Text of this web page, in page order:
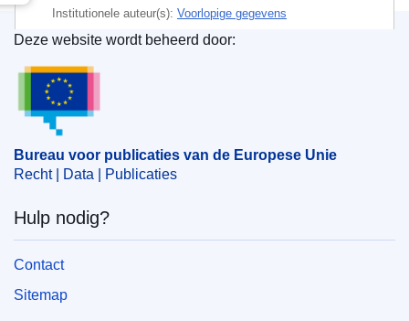
Institutionele auteur(s): Voorlopige gegevens
Bureau voor publicaties van de Europese Unie
Deze website wordt beheerd door:
Bureau voor publicaties van de Europese Unie
Recht | Data | Publicaties
Hulp nodig?
Contact
Sitemap